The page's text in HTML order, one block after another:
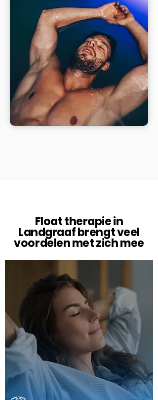
Float therapie in
Landgraaf brengt veel
voordelen met zich mee